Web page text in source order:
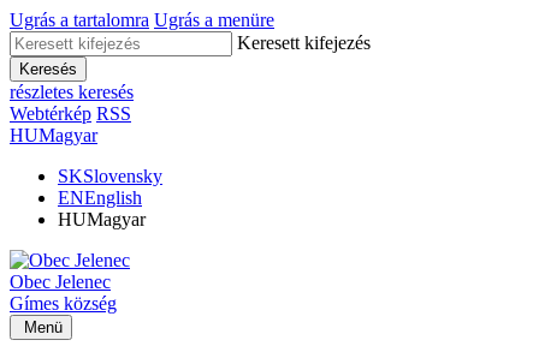
Ugrás a tartalomra Ugrás a menüre
Keresett kifejezés
Keresés
részletes keresés
Webtérkép RSS
HUMagyar
SKSlovensky
ENEnglish
HUMagyar
Obec Jelenec
Gímes község
Menü